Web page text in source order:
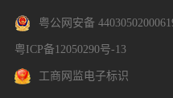
粤公网安备
粤ICP备12050290号-13
工商网监电子标识